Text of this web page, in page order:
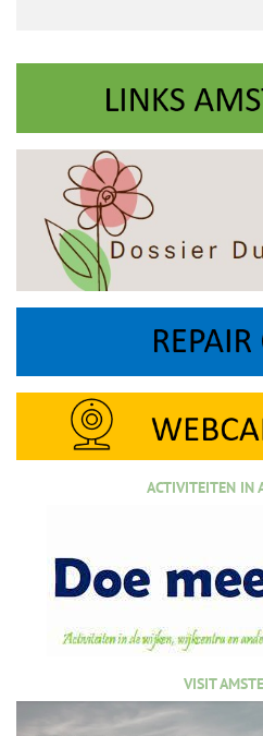
ACTIVITEITEN IN
VISIT